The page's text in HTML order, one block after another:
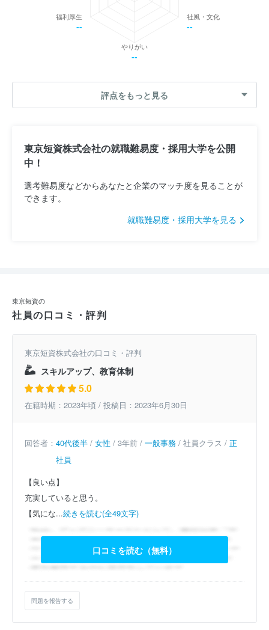
社風・文化
--
やりがい
--
福利厚生
--
評点をもっと見る
東京短資株式会社の就職難易度・採用大学を公開
中！
選考難易度などからあなたと企業のマッチ度を見ることが
できます。
就職難易度・採用大学を見る
東京短資の
社員の口コミ・評判
東京短資株式会社の口コミ・評判
スキルアップ、教育体制
5.0
在籍時期：2023年頃 / 投稿日：2023年6月30日
回答者： 40代後半 / 女性 / 3年前 / 一般事務 / 社員クラス / 正
社員
【良い点】
充実していると思う。
【気にな...続きを読む(全49文字)
口コミを読む（無料）
問題を報告する